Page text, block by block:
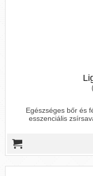
Egészséges bőr és
esszenciális